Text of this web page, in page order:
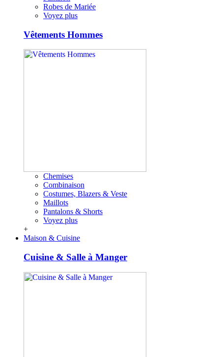
Robes de Mariée
Voyez plus
Vêtements Hommes
Chemises
Combinaison
Costumes, Blazers & Veste
Maillots
Pantalons & Shorts
Voyez plus
+
Maison & Cuisine
Cuisine & Salle à Manger